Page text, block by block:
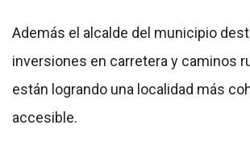
Además el alcalde del municipio
inversiones en carretera y caminos
están logrando una localidad más
accesible.